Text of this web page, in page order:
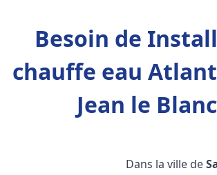
Besoin de
chauffe eau
Jean le
Dans la ville de